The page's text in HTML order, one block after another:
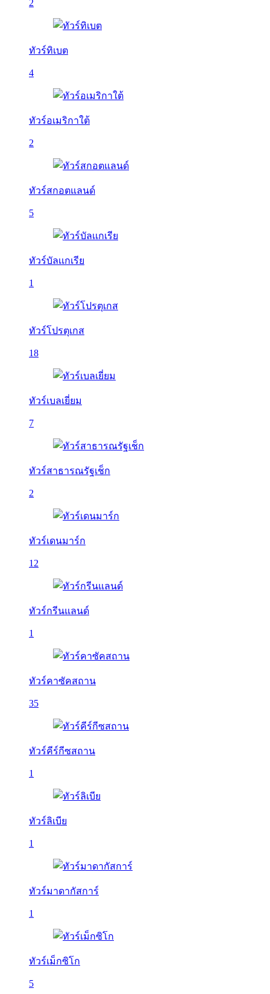
2
ทัวร์ทิเบต
4
ทัวร์อเมริกาใต้
2
ทัวร์สกอตแลนด์
5
ทัวร์บัลเเกเรีย
1
ทัวร์โปรตุเกส
18
ทัวร์เบลเยี่ยม
7
ทัวร์สาธารณรัฐเช็ก
2
ทัวร์เดนมาร์ก
12
ทัวร์กรีนแลนด์
1
ทัวร์คาซัคสถาน
35
ทัวร์คีร์กีซสถาน
1
ทัวร์ลิเบีย
1
ทัวร์มาดากัสการ์
1
ทัวร์เม็กซิโก
5